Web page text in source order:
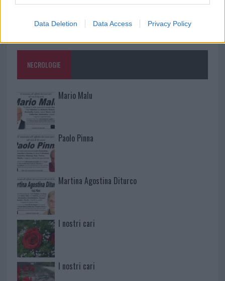
Data Deletion Data Access Privacy Policy
NECROLOGIE
Mario Malu
Paolo Pinna
Martina Agostina Diturco
I nostri cari
I nostri cari